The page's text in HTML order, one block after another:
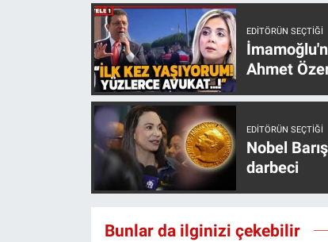
EDITÖRÜN SEÇTIĞI
Ahmet
EDITÖRÜN SEÇTIĞI
Nobel
darbeci
Bunlar da ilginizi çekebilir
Türkiye'nin Geleceği
Türkiye'nin Gündemi
Yerel Gündem
Yerel Yaşam
Canlı Yayın